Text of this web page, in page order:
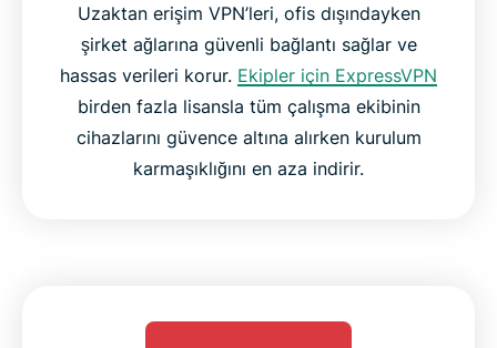
Uzaktan erişim VPN’leri, ofis dışındayken
şirket ağlarına güvenli bağlantı sağlar ve
hassas verileri korur. Ekipler için ExpressVPN
birden fazla lisansla tüm çalışma ekibinin
cihazlarını güvence altına alırken kurulum
karmaşıklığını en aza indirir.